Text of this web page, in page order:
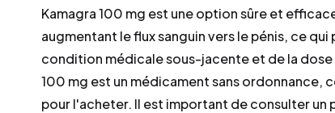
Kamagra 100 mg est une option sûre et
augmentant le flux sanguin vers le pénis, ce
condition médicale sous-jacente et de la
100 mg est un médicament sans ordonnance,
pour l'acheter. Il est important de consulter un